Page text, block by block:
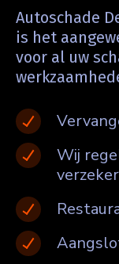
Autoschade
is het
voor al uw
Wij